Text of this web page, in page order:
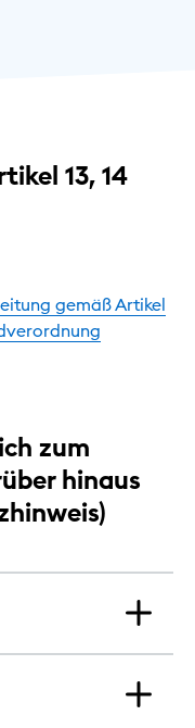
13, 14
gemäß Artikel
zum
hinaus